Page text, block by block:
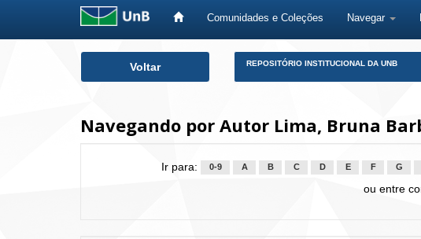
Comunidades e Coleções Navegar
Voltar REPOSITÓRIO INSTITUCIONAL DA UNB
Navegando por Autor Lima, Bruna
Ir para: 0-9 A B C D E F G
ou entre